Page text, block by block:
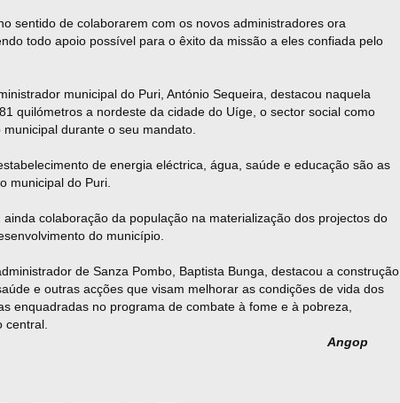
sentido de colaborarem com os novos administradores ora
todo apoio possível para o êxito da missão a eles confiada pelo
municipal do Puri, António Sequeira, destacou naquela
quilómetros a nordeste da cidade do Uíge, o sector social como
durante o seu mandato.
de energia eléctrica, água, saúde e educação são as
municipal do Puri.
colaboração da população na materialização dos projectos do
do município.
de Sanza Pombo, Baptista Bunga, destacou a construção
e outras acções que visam melhorar as condições de vida dos
enquadradas no programa de combate à fome e à pobreza,
central.
Angop